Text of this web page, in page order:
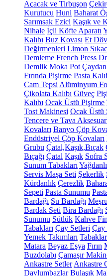
Açacak ve Tirbuşon
Kurutucu Huni Baharat
Sarımsak Ezici Kaşık ve
Nihale İçli Köfte Aparatı
Kalıbı Buz Kovası Et
Değirmenleri Limon
Demleme French Press
Demlik Moka Pot
Fırında Pişirme Pasta
Cam Tepsi Alüminyum
Çikolata Kalıbı Güveç
Kalıbı Ocak Üstü Pişirme
Tost Makinesi Ocak Üstü
Tencere ve Tava
Kovaları Banyo Çöp
Endüstriyel Çöp Kovaları
Grubu Çatal,Kaşık,Bıçak
Bıçağı Çatal Kaşık Sofra
Sunum Tabakları
Servis Maşa Seti Şekerlik
Kürdanlık Çerezlik
Sepeti Pasta Sunumu
Bardağı Su Bardağı
Bardak Seti Bira Bardağı
Sunumu Sütlük Kahve
Tabakları Çay Setleri Çay
Yemek Takımları Tabaklar
Matara Beyaz Eşya Fırın
Buzdolabı Çamaşır
Ankastre Setler Ankastre
Davlumbazlar Bulaşık